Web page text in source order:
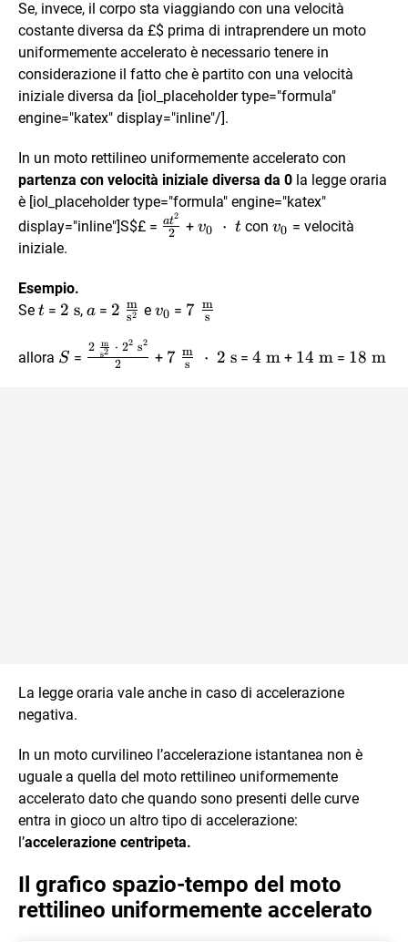
Se, invece, il corpo sta viaggiando con una velocità
costante diversa da £$ prima di intraprendere un moto
uniformemente accelerato è necessario tenere in
considerazione il fatto che è partito con una velocità
iniziale diversa da [iol_placeholder type="formula"
engine="katex" display="inline"/].
In un moto rettilineo uniformemente accelerato con
partenza con velocità iniziale diversa da 0 la legge oraria
è [iol_placeholder type="formula" engine="katex"
display="inline"]S$£ = \frac{at^2}
2
at2
+ v_0 \
v0 ⋅ tcon v_0
v0 = velocità
iniziale.
Esempio.
Se t
t = 2 \
2 s, a
a = 2 \
{\text{s}^2}
2 s2
m e v_0
v0 = 7 \
{\text{s}}
7 s
m
allora S
S = \frac{2 \
\frac{\text{m}}
2
2 s2
m ⋅ 22 s2
+ 7 \
\frac{\text{m}}
7 s
m ⋅ 2 s= 4 \
4 m + 14 \
14 m = 18 \
18 m
La legge oraria vale anche in caso di accelerazione
negativa.
In un moto curvilineo l’accelerazione istantanea non è
uguale a quella del moto rettilineo uniformemente
accelerato dato che quando sono presenti delle curve
entra in gioco un altro tipo di accelerazione:
l’accelerazione centripeta.
Il grafico spazio-tempo del moto
rettilineo uniformemente accelerato